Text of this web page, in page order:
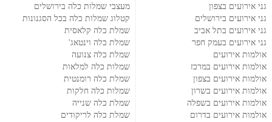
גני אירועים בצפון
גני אירועים בירושלים
גני אירועים בתל אביב
גני אירועים בעמק חפר
אולמות אירועים
אולמות אירועים במרכז
אולמות אירועים בצפון
אולמות אירועים בשרון
אולמות אירועים בשפלה
אולמות אירועים בדרום
מעצבי שמלות כלה בירושלים
קטלוג שמלות כלה בכל הסגנונות
שמלת כלה קלאסית
שמלת כלה וינטאג'
שמלת כלה צנועה
שמלות כלה למלאות
שמלת כלה רומנטית
שמלות כלה חלקות
שמלת כלה שנייה
שמלת כלה לריקודים